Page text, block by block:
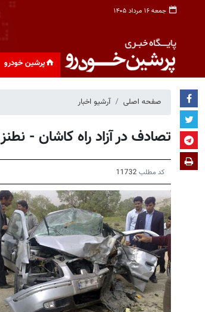
جمعه ۱۶ مرداد ۱۴۰۵
پرشین خودرو
صفحه اصلی آرشیو اخبار
تصادف در آزاد راه كاشان - نطنز
کد مطلب11732